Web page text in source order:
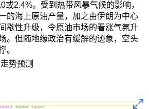
或2.4%。受到热带风暴气候的影响，
的海上原油产量，加之由伊朗为中心
歇性升级，令原油市场的看涨气氛升
。但随地缘政治有缓解的迹象，空头
。
势预测